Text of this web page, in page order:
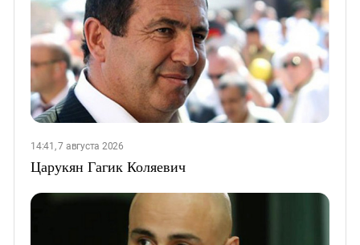
14:41, 7 августа 2026
Царукян Гагик Коляевич